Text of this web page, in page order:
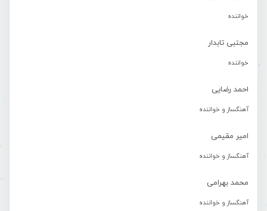
خواننده
مجتبی تابدار
خواننده
احمد رضایی
آهنگساز و خواننده
امیر مقیمی
آهنگساز و خواننده
محمد بهرامی
آهنگساز و خواننده